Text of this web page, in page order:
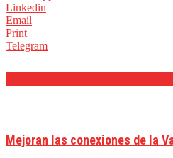
Linkedin
Email
Print
Telegram
Mejoran las conexiones de la